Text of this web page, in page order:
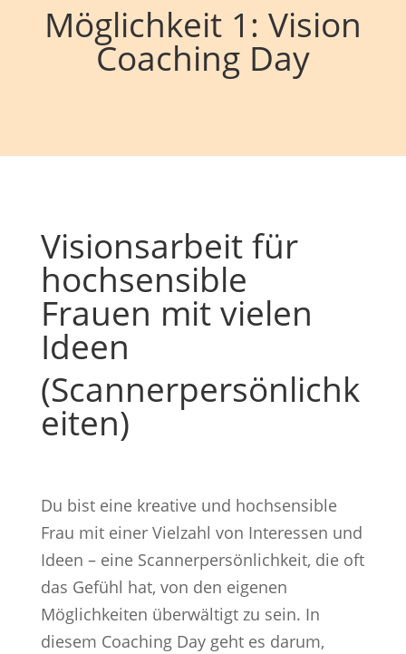
Möglichkeit 1: Vision
Coaching Day
Visionsarbeit für
hochsensible
Frauen mit vielen
Ideen
(Scannerpersönlichk
eiten)
Du bist eine kreative und hochsensible
Frau mit einer Vielzahl von Interessen und
Ideen – eine Scannerpersönlichkeit, die oft
das Gefühl hat, von den eigenen
Möglichkeiten überwältigt zu sein. In
diesem Coaching Day geht es darum,